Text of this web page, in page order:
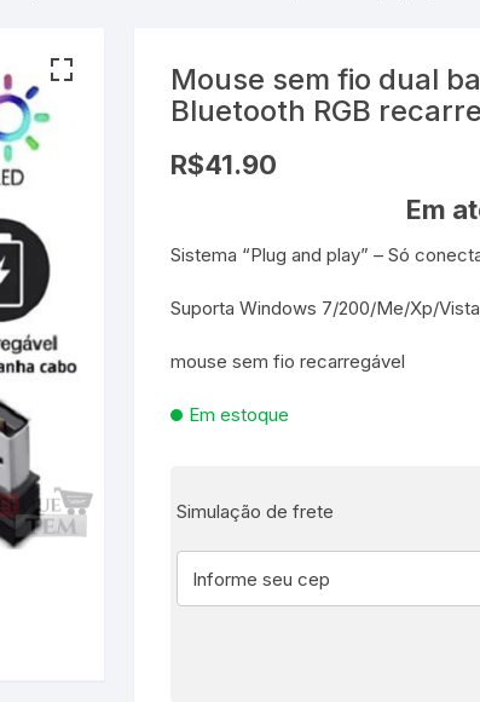
e Fontes
Utilidades e
– Boneca etc
para Bebês e
Brinquedo
Jogos ao Ar Livre
Ferramentas e
Utilidades
Molduras para Fotos e
Decoração de Parede
Mouse sem fio dual
Bluetooth RGB
R$41.90
Em
Sistema “Plug and play” – Só
Suporta Windows 7/200/Me/Xp/
mouse sem fio recarregável
Em estoque
Simulação de frete